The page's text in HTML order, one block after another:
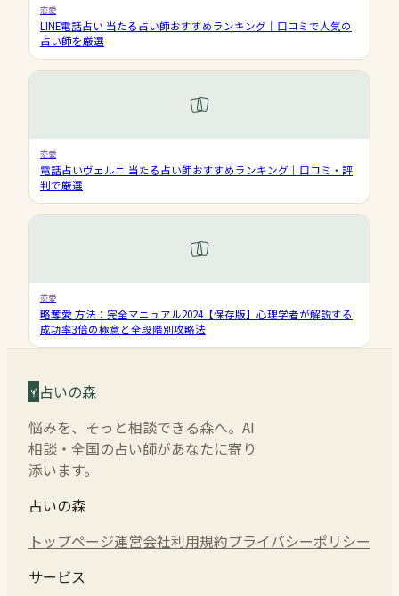
恋愛
LINE電話占い 当たる占い師おすすめランキング｜口コミで人気の
占い師を厳選
恋愛
電話占いヴェルニ 当たる占い師おすすめランキング｜口コミ・評
判で厳選
恋愛
略奪愛 方法：完全マニュアル2024【保存版】心理学者が解説する
成功率3倍の極意と全段階別攻略法
占いの森
悩みを、そっと相談できる森へ。AI
相談・全国の占い師があなたに寄り
添います。
占いの森
トップページ運営会社利用規約プライバシーポリシー
サービス